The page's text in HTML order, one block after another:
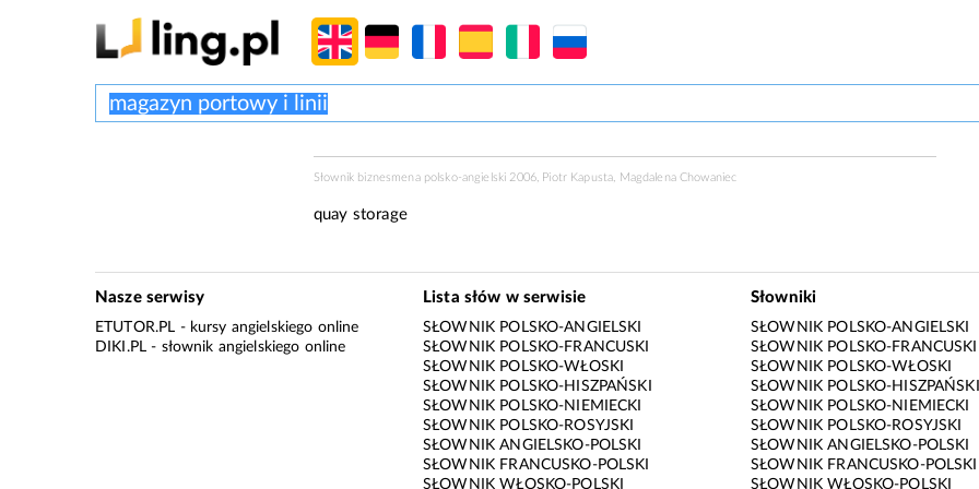
Słownik biznesmena polsko-angielski 2006, Piotr Kapusta, Magdalena Chowaniec
quay storage
Nasze serwisy
ETUTOR.PL - kursy angielskiego online
DIKI.PL - słownik angielskiego online
Lista słów w serwisie
SŁOWNIK POLSKO-ANGIELSKI
SŁOWNIK POLSKO-FRANCUSKI
SŁOWNIK POLSKO-WŁOSKI
SŁOWNIK POLSKO-HISZPAŃSKI
SŁOWNIK POLSKO-NIEMIECKI
SŁOWNIK POLSKO-ROSYJSKI
SŁOWNIK ANGIELSKO-POLSKI
SŁOWNIK FRANCUSKO-POLSKI
SŁOWNIK WŁOSKO-POLSKI
Słowniki
SŁOWNIK POLSKO-ANGIELSKI
SŁOWNIK POLSKO-FRANCUSKI
SŁOWNIK POLSKO-WŁOSKI
SŁOWNIK POLSKO-HISZPAŃSKI
SŁOWNIK POLSKO-NIEMIECKI
SŁOWNIK POLSKO-ROSYJSKI
SŁOWNIK ANGIELSKO-POLSKI
SŁOWNIK FRANCUSKO-POLSKI
SŁOWNIK WŁOSKO-POLSKI